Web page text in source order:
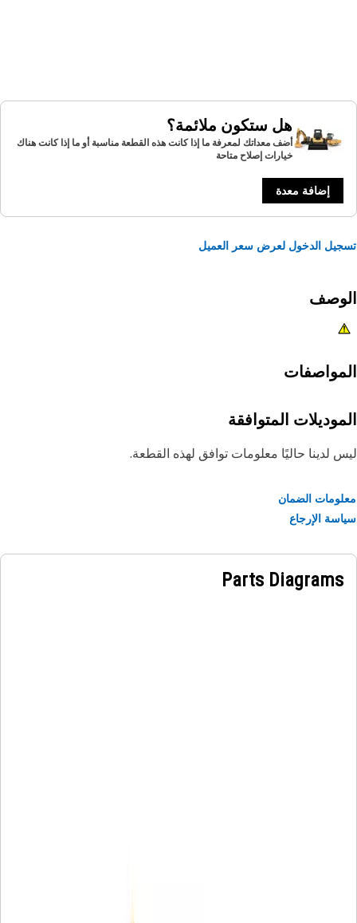
هل ستكون ملائمة؟
أضف معداتك لمعرفة ما إذا كانت هذه القطعة مناسبة أو ما إذا كانت هناك
خيارات إصلاح متاحة
إضافة معدة
الدخول لعرض سعر العميل
المتوافقة
لدينا حاليًا معلومات توافق لهذه القطعة.
الضمان
الإرجاع
Parts Diagrams